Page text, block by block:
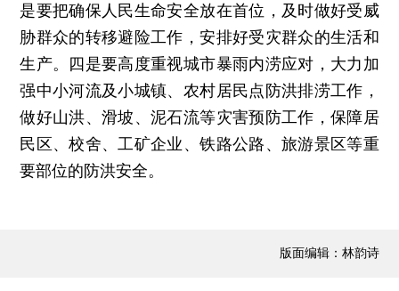
是要把确保人民生命安全放在首位，及时做好受威
胁群众的转移避险工作，安排好受灾群众的生活和
生产。四是要高度重视城市暴雨内涝应对，大力加
强中小河流及小城镇、农村居民点防洪排涝工作，
做好山洪、滑坡、泥石流等灾害预防工作，保障居
民区、校舍、工矿企业、铁路公路、旅游景区等重
要部位的防洪安全。
版面编辑：林韵诗